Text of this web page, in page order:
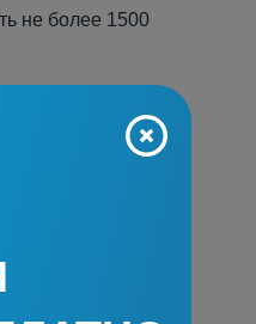
не более 1500
2200 для
количество